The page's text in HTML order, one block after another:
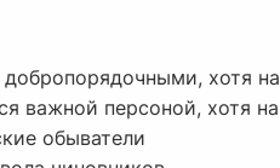
хотя на
важной персоной, хотя на
обыватели